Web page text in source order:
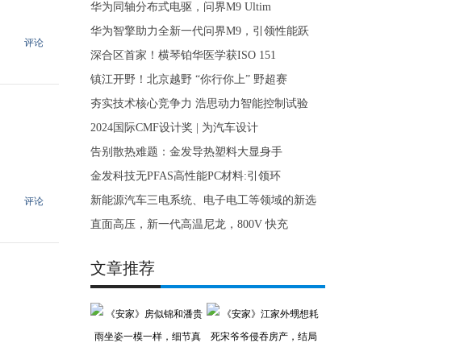
评论
评论
华为同轴分布式电驱，问界M9 Ultim
华为智擎助力全新一代问界M9，引领性能跃
深合区首家！横琴铂华医学获ISO 151
镇江开野！北京越野 “你行你上” 野超赛
夯实技术核心竞争力 浩思动力智能控制试验
2024国际CMF设计奖 | 为汽车设计
告别散热难题：金发导热塑料大显身手
金发科技无PFAS高性能PC材料:引领环
新能源汽车三电系统、电子电工等领域的新选
直面高压，新一代高温尼龙，800V 快充
文章推荐